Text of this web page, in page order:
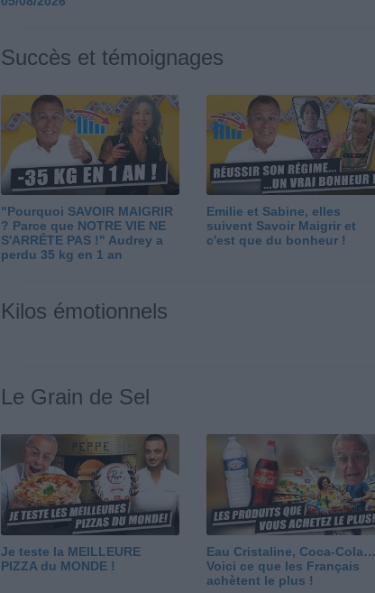
Succès et témoignages
"Pourquoi SAVOIR MAIGRIR
? Parce que NOTRE VIE NE
S'ARRÊTE PAS !" Audrey a
perdu 35 kg en 1 an
Emilie et Sabine, elles
suivent Savoir Maigrir et
c'est que du bonheur !
Kilos émotionnels
Le Grain de Sel
Je teste la MEILLEURE
PIZZA du MONDE !
Eau Cristaline, Coca-Cola…
Voici ce que les Français
achètent le plus !